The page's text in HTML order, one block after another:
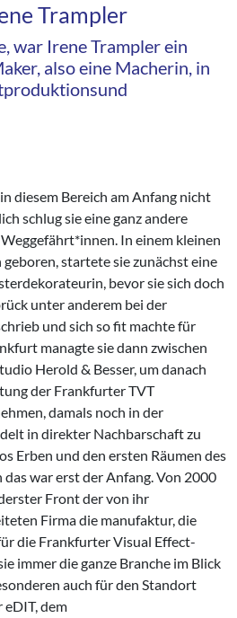
Trampler
war Irene Trampler ein
also eine Macherin, in
diesem Bereich am Anfang nicht
schlug sie eine ganz andere
In einem kleinen
startete sie zunächst eine
bevor sie sich doch
unter anderem bei der
und sich so fit machte für
managte sie dann zwischen
Herold & Besser, um danach
der Frankfurter TVT
damals noch in der
in direkter Nachbarschaft zu
Erben und den ersten Räumen des
war erst der Anfang. Von 2000
Front der von ihr
Firma die manufaktur, die
die Frankfurter Visual Effect-
immer die ganze Branche im Blick
auch für den Standort
dem